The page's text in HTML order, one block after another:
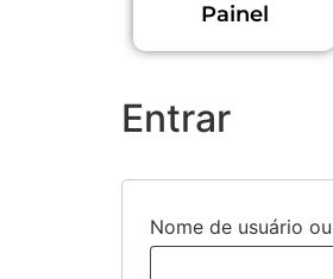
Painel
Entrar
Nome de usuário